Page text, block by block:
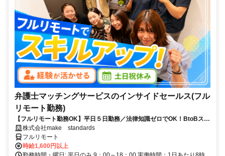
弁護士マッチングサービスのインサイドセールス(フル
リモート勤務)
【フルリモート勤務OK】平日５日勤務／法律知識ゼロでOK！BtoBスキ
ルが身につく営業職
株式会社make standards
フルリモート
時給1,600円以上